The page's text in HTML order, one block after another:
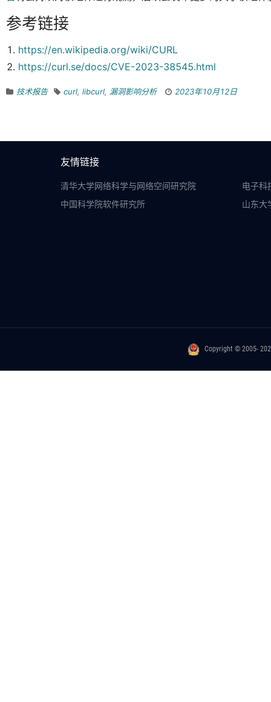
参考链接
https://en.wikipedia.org/wiki/CURL
https://curl.se/docs/CVE-2023-38545.html
技术报告 curl, libcurl, 漏洞影响分析 2023年10月12日
友情链接
清华大学网络科学与网络空间研究院
电子科
中国科学院软件研究所
山东大
Copyright © 2005-